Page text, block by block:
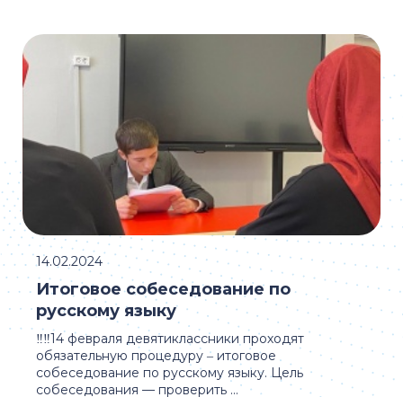
‼️‼️14 февраля девятиклассники проходят
обязательную процедуру ‒ итоговое
собеседование по русскому языку. Цель
собеседования — проверить ...
Итоговое собеседование по
русскому языку
14.02.2024